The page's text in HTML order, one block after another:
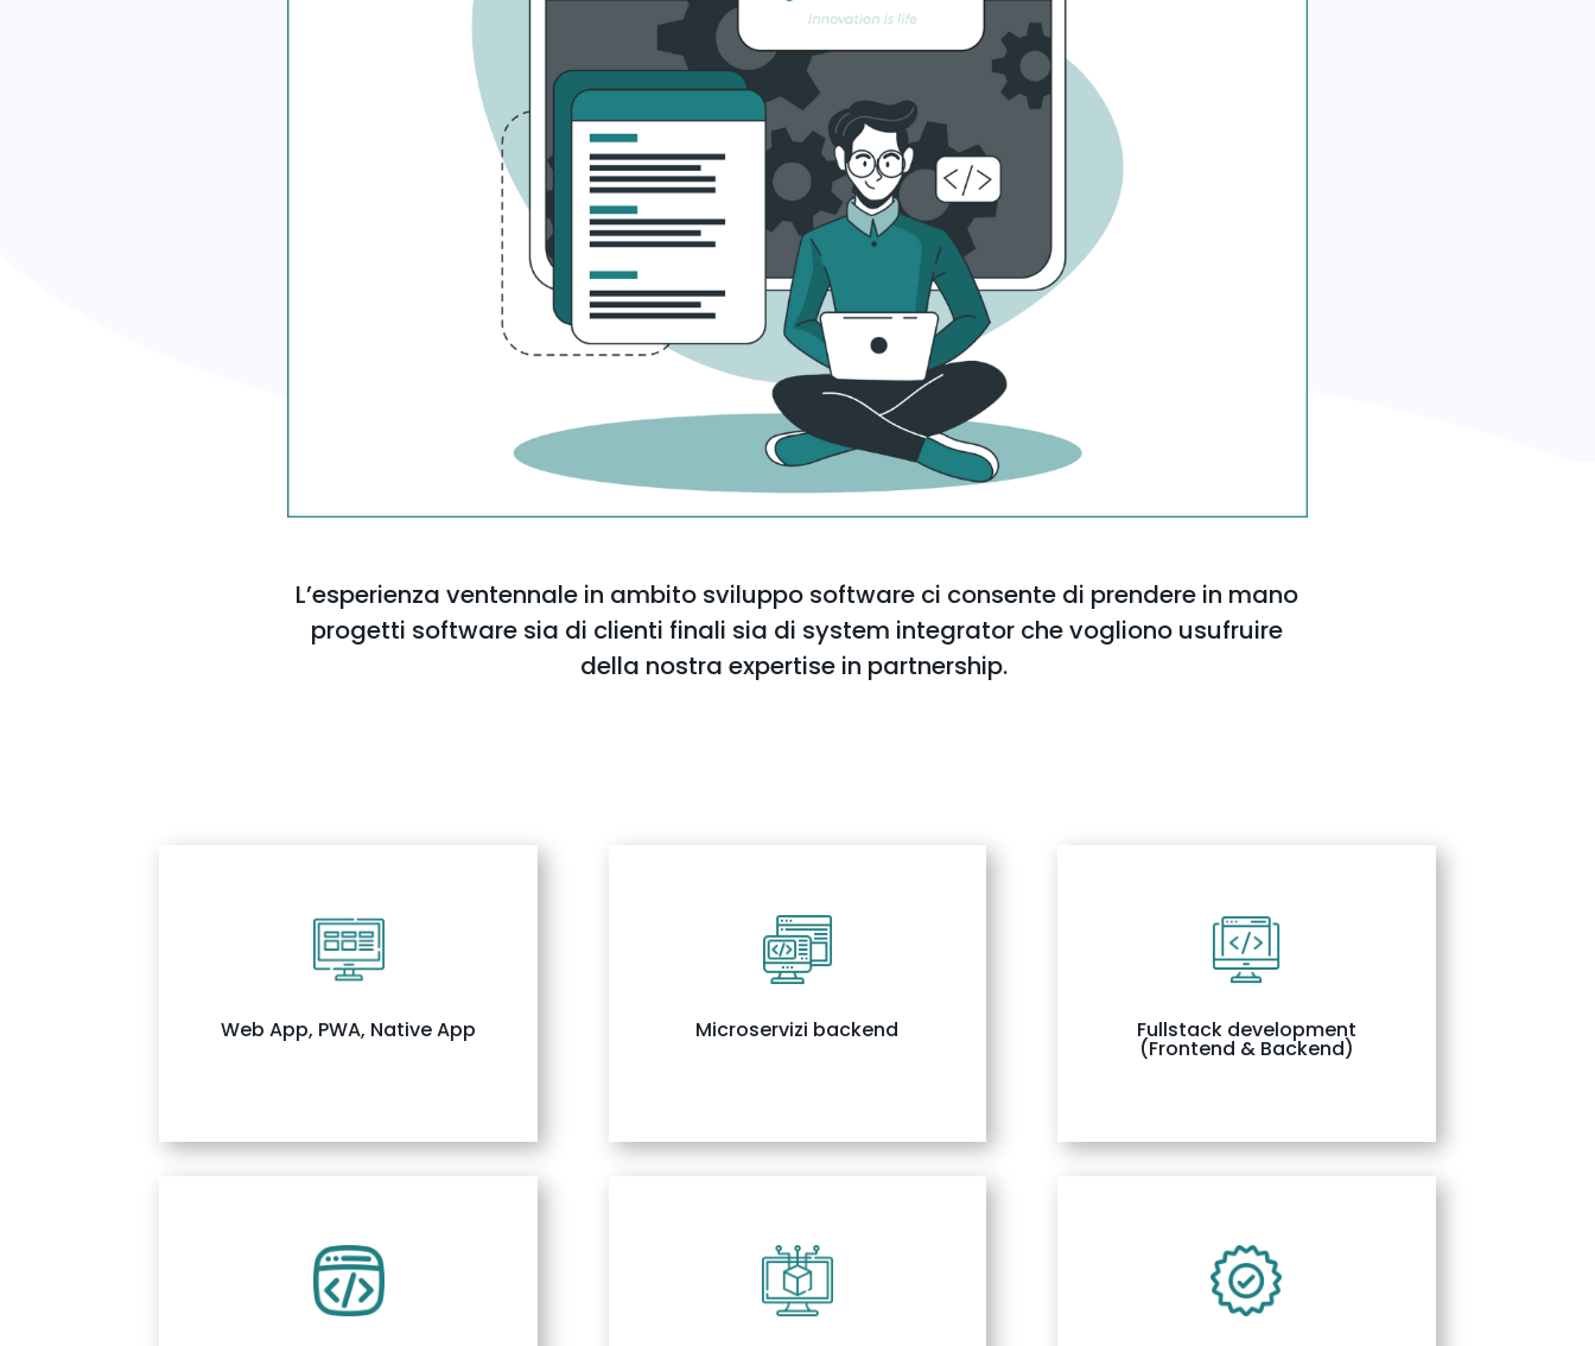
L’esperienza ventennale in ambito sviluppo software ci consente di prendere in mano
progetti software sia di clienti finali sia di system integrator che vogliono usufruire
della nostra expertise in partnership.
Web App, PWA, Native App Microservizi backend Fullstack development
(Frontend & Backend)